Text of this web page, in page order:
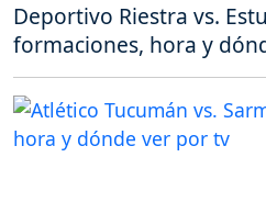
Deportivo Riestra vs.
formaciones, hora y